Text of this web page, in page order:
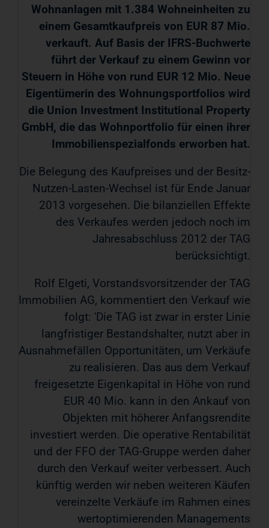
Wohnanlagen mit 1.384 Wohneinheiten zu
einem Gesamtkaufpreis von EUR 87 Mio.
verkauft. Auf Basis der IFRS-Buchwerte
führt der Verkauf zu einem Gewinn vor
Steuern in Höhe von rund EUR 12 Mio. Neue
Eigentümerin des Wohnungsportfolios wird
die Union Investment Institutional Property
GmbH, die das Wohnportfolio für einen ihrer
Immobilienspezialfonds erworben hat.
Die Belegung des Kaufpreises und der Besitz-
Nutzen-Lasten-Wechsel ist für Ende Januar
2013 vorgesehen. Die bilanziellen Effekte
des Verkaufes werden jedoch noch im
Jahresabschluss 2012 der TAG
berücksichtigt.
Rolf Elgeti, Vorstandsvorsitzender der TAG
Immobilien AG, kommentiert den Verkauf wie
folgt: 'Die TAG ist zwar in erster Linie
langfristiger Bestandshalter, nutzt aber in
Ausnahmefällen Opportunitäten, um Verkäufe
zu realisieren. Das aus dem Verkauf
freigesetzte Eigenkapital in Höhe von rund
EUR 40 Mio. kann in den Ankauf von
Objekten mit höherer Anfangsrendite
investiert werden. Die operative Rentabilität
und der FFO der TAG-Gruppe werden daher
durch den Verkauf weiter verbessert. Auch
künftig werden wir neben weiteren Käufen
vereinzelte Verkäufe im Rahmen eines
wertoptimierenden Managements